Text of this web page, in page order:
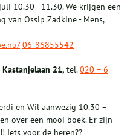
10.30 - 11.30. We krijgen een
Ossip Zadkine - Mens,
06-86855542
21, tel.020 – 6
en Wil aanwezig 10.30 –
over een mooi boek. Er zijn
Iets voor de heren??